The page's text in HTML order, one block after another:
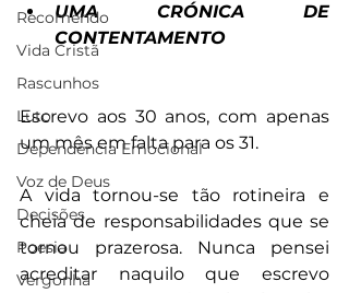
Recomendo
Vida Cristã
Rascunhos
Luto
Dependência Emocional
Voz de Deus
Decisões
Poesia
Vergonha
UMA CRÓNICA DE
CONTENTAMENTO
Escrevo aos 30 anos, com apenas
um mês em falta para os 31.
A vida tornou-se tão rotineira e
cheia de responsabilidades que se
tornou prazerosa. Nunca pensei
acreditar naquilo que escrevo